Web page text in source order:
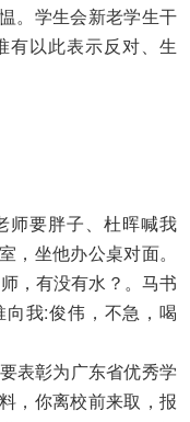
。学生会新老学生干
有以此表示反对、生
要胖子、杜晖喊我
，坐他办公桌对面。
，有没有水？。马书
我:俊伟，不急，喝
表彰为广东省优秀学
，你离校前来取，报